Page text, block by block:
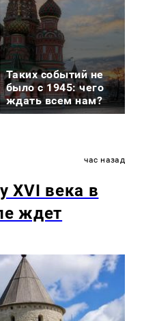
Таких событий не
было с 1945: чего
ждать всем нам?
час назад
XVI века в
ждет